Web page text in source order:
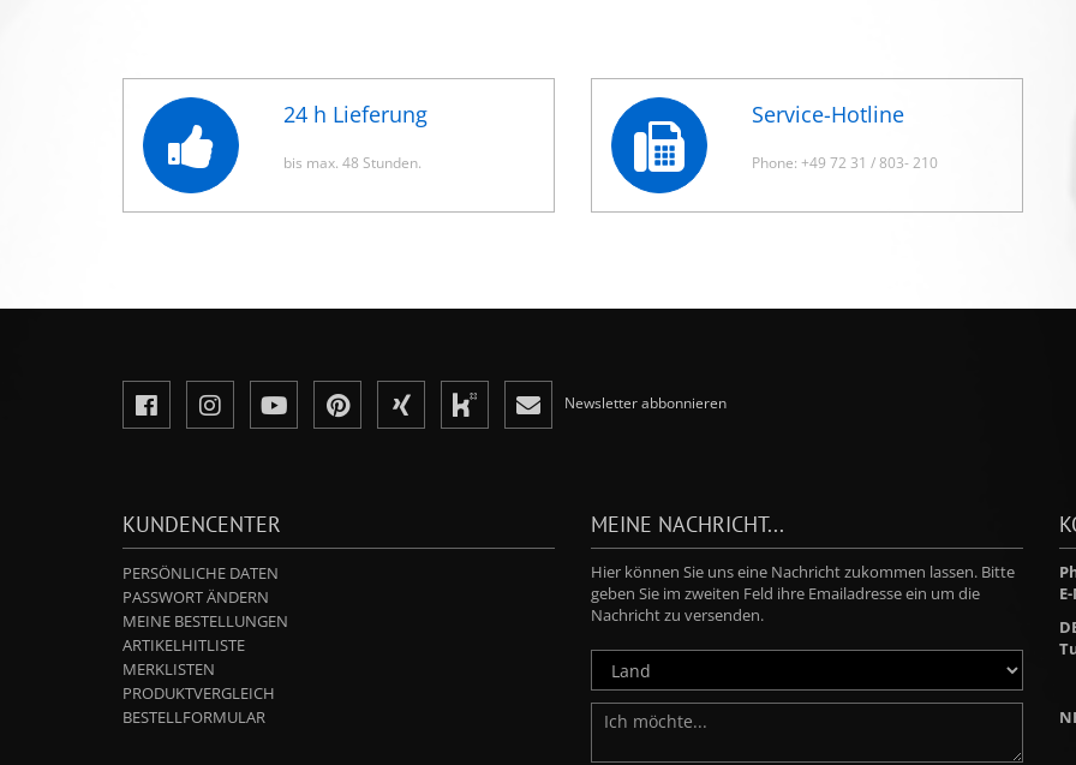
24 h Lieferung
bis max. 48 Stunden.
Service-Hotline
Phone: +49 72 31 / 803- 210
Newsletter abbonnieren
KUNDENCENTER
PERSÖNLICHE DATEN
PASSWORT ÄNDERN
MEINE BESTELLUNGEN
ARTIKELHITLISTE
MERKLISTEN
PRODUKTVERGLEICH
BESTELLFORMULAR
MEINE NACHRICHT...
Hier können Sie uns eine Nachricht zukommen lassen. Bitte
geben Sie im zweiten Feld ihre Emailadresse ein um die
Nachricht zu versenden.